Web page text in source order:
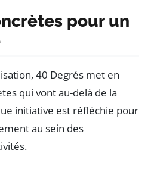
pour un
40 Degrés met en
qui vont au-delà de la
initiative est réfléchie pour
au sein des